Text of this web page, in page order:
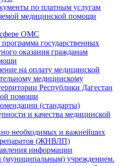
по платным услугам
медицинской помощи
сфере ОМС
государственных
оказания гражданам
на оплату медицинской
медицинскому
Республики Дагестан
помощи
(стандарты)
и качества медицинской
необходимых и важнейших
(ЖНВЛП)
информации
(муниципальным) учреждением.